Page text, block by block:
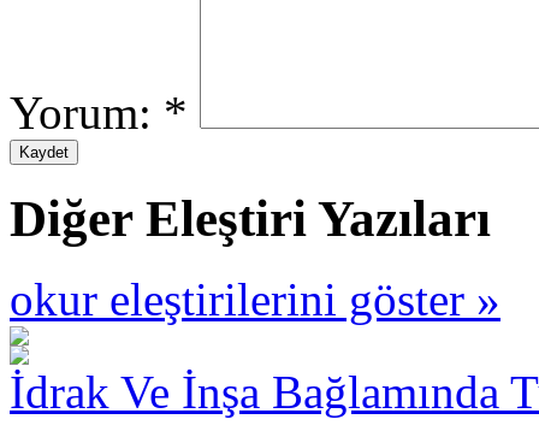
Yorum: *
Diğer Eleştiri Yazıları
okur eleştirilerini göster »
İdrak Ve İnşa Bağlamında